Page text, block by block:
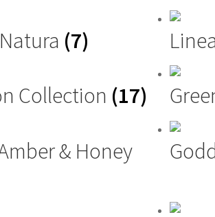
(7)
Collection (17)
& Honey